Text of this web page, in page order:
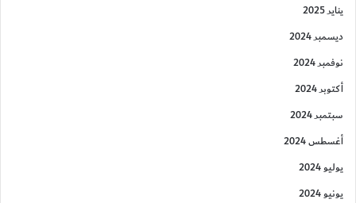
يناير 2025
ديسمبر 2024
نوفمبر 2024
أكتوبر 2024
سبتمبر 2024
أغسطس 2024
يوليو 2024
يونيو 2024